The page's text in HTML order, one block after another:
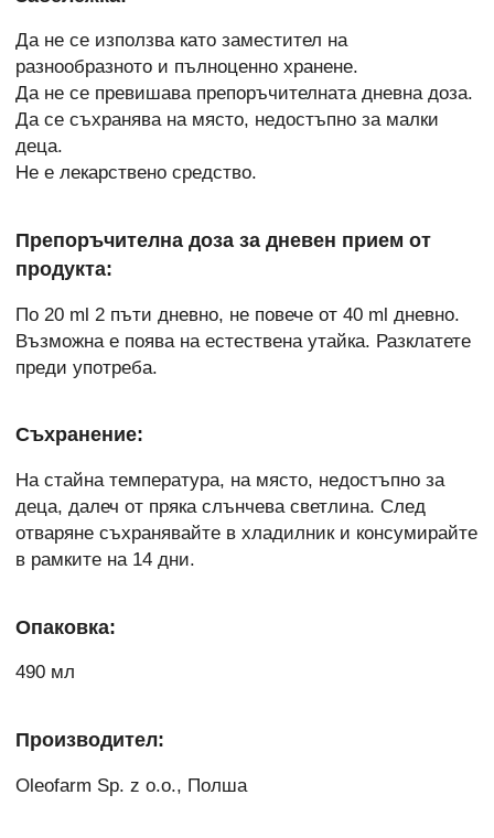
Да не се използва като заместител на
разнообразното и пълноценно хранене.
Да не се превишава препоръчителната дневна доза.
Да се съхранява на място, недостъпно за малки
деца.
Не е лекарствено средство.
Препоръчителна доза за дневен прием от
продукта:
По 20 ml 2 пъти дневно, не повече от 40 ml дневно.
Възможна е поява на естествена утайка. Разклатете
преди употреба.
Съхранение:
На стайна температура, на място, недостъпно за
деца, далеч от пряка слънчева светлина. След
отваряне съхранявайте в хладилник и консумирайте
в рамките на 14 дни.
Опаковка:
490 мл
Производител:
Oleofarm Sp. z o.o., Полша